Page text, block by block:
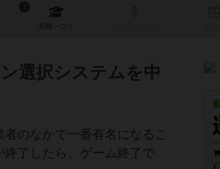
戦略
選択システムを中
のなかで一番有名になるこ
了したら、ゲーム終了で